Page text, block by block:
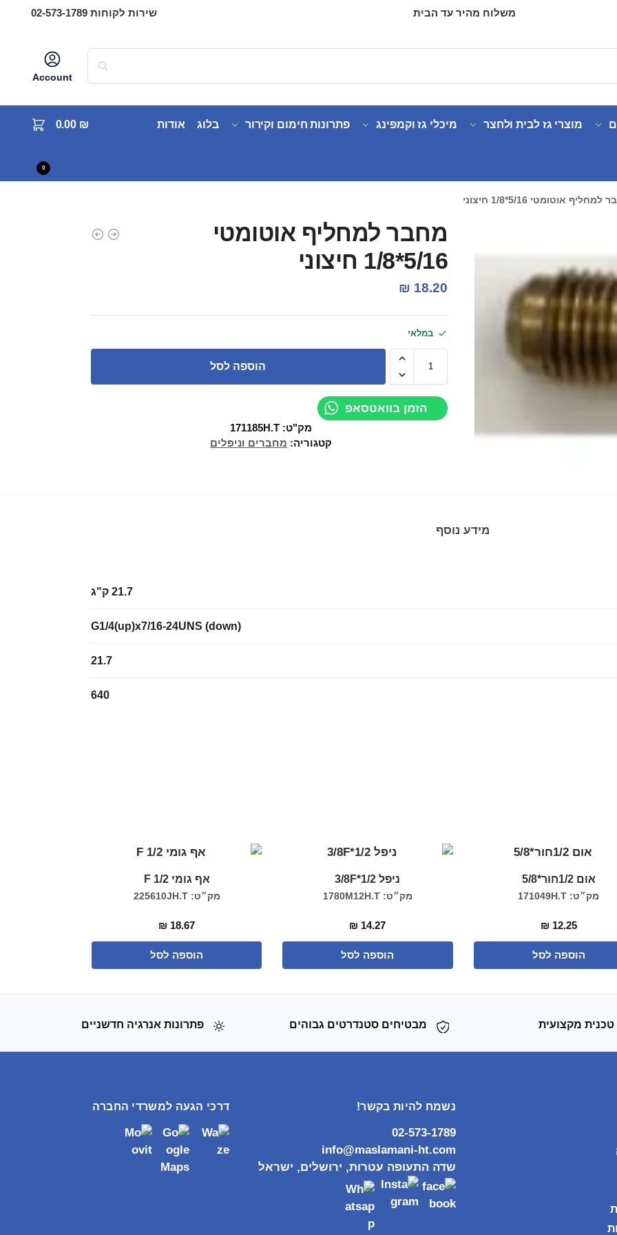
משלוח מהיר עד הבית שירות לקוחות 02-573-1789
Account
מוצרי גז לבית ולחצר מיכלי גז וקמפינג פתרונות חימום וקירור בלוג אודות ₪
0
אוטומטי 5/16*1/8 חיצוני
מחבר למחליף אוטומטי
5/16*1/8 חיצוני
₪ 18.20
במלאי
הוספה לסל
הזמן בוואטסאפ
מק"ט:171185H.T
קטגוריה: מחברים וניפלים
מידע נוסף
21.7 ק"ג
G1/4(up)x7/16-24UNS (down)
21.7
640
אום 1/2חור*5/8
מק״ט: 171049H.T
₪ 12.25
הוספה לסל
ניפל 1/2*3/8F
מק״ט: 1780M12H.T
₪ 14.27
הוספה לסל
אף גומי F 1/2
מק״ט: 225610JH.T
₪ 18.67
הוספה לסל
מקצועית מבטיחים סטנדרטים גבוהים פתרונות אנרגיה חדשניים
נשמח להיות בקשר!
02-573-1789
info@maslamani-ht.com
שדה התעופה עטרות, ירושלים, ישראל
דרכי הגעה למשרדי החברה